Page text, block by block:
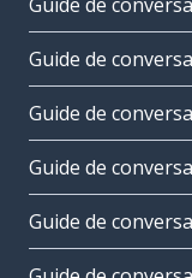
Guide de
Guide de
Guide de
Guide de